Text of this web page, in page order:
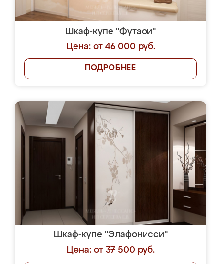
Шкаф-купе "Футаои"
Цена: от 46 000 руб.
ПОДРОБНЕЕ
Шкаф-купе "Элафонисси"
Цена: от 37 500 руб.